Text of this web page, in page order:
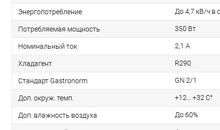
Энергопотребление До 4,7 кВ/ч в
Потребляемая мощность 350 Вт
Номинальный ток 2,1 А
Хладагент R290
Стандарт Gastronorm GN 2/1
Доп. окруж. темп. +12… +32 С°
Доп. влажность воздуха До 60%